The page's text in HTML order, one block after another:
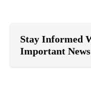
Stay Informed
Important News